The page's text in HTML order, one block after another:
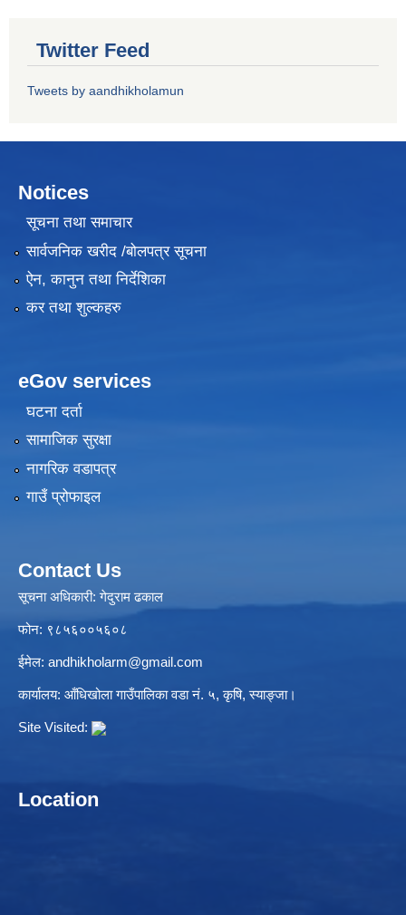
Twitter Feed
Tweets by aandhikholamun
Notices
सूचना तथा समाचार
सार्वजनिक खरीद /बोलपत्र सूचना
ऐन, कानुन तथा निर्देशिका
कर तथा शुल्कहरु
eGov services
घटना दर्ता
सामाजिक सुरक्षा
नागरिक वडापत्र
गाउँ प्रोफाइल
Contact Us
सूचना अधिकारी: गेदुराम ढकाल
फोन: ९८५६००५६०८
ईमेल: andhikholarm@gmail.com
कार्यालय: आँधिखोला गाउँपालिका वडा नं. ५, कृषि, स्याङ्जा।
Site Visited:
Location